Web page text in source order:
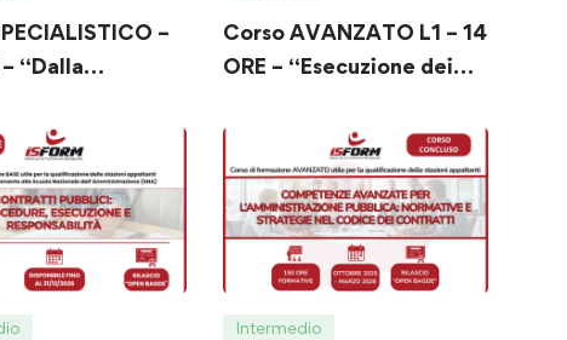
–
“Dalla
strumenti
responsabilità
pubblici”
Corso AVANZATO L1 – 14
ORE – “Esecuzione dei
Servizi e Forniture”
Intermedio